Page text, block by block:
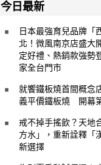
今日最新
日本最強育兒品牌「
北！微風南京店盛大
定好禮、熱銷款強勢
家全台門市
就饗鐵板燒首間概念
義平價鐵板燒 開幕
戒不掉手搖飲？天地
方水」，重新詮釋「
新選擇